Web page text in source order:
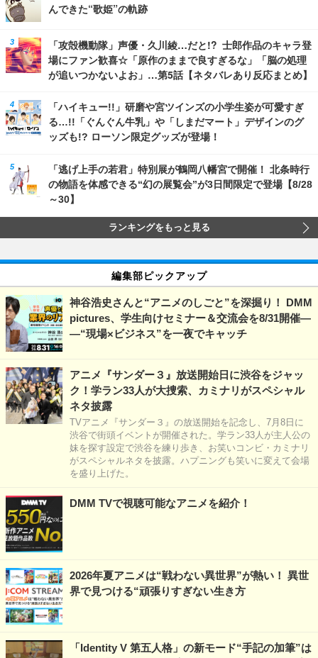
んできた“歌姫”の軌跡
「攻殻機動隊」声優・久川綾…だと!? 士郎作品のキャラ登
場にファン歓喜☆「原作のままで良すぎるな」「脳の処理
が追いつかないよお」…第5話【ネタバレあり反応まとめ】
「ハイキュー!!」研磨や宮ツインズの小学生姿が可愛すぎ
る…!!「ぐんぐん牛乳」や「しまだマート」デザインのグ
ッズも!? ローソン限定グッズが登場！
「逃げ上手の若君」特別展が鶴岡八幡宮で開催！ 北条時行
の物語を体感できる“幻の展覧会”が3日間限定で登場【8/28
～30】
ランキングをもっと見る
編集部ピックアップ
神谷浩史さんと“アニメのしごと”を深掘り！ DMM
pictures、学生向けセミナー＆交流会を8/31開催―
―“現場×ビジネス”を一夜でキャッチ
アニメ『サンダー３』放送開始日に渋谷をジャッ
ク！学ラン33人が大捜索、カミナリがスペシャル
ネタ披露
TVアニメ『サンダー３』の放送開始を記念し、7月8日に
渋谷で街頭イベントが開催された。学ラン33人が主人公の
妹を探す設定で渋谷を練り歩き、お笑いコンビ・カミナリ
がスペシャルネタを披露。ハプニングも笑いに変えて会場
を盛り上げた。
DMM TVで視聴可能なアニメを紹介！
2026年夏アニメは“戦わない異世界”が熱い！ 異世
界で見つける“頑張りすぎない生き方
「Identity V 第五人格」の新モード“手記の加筆”は